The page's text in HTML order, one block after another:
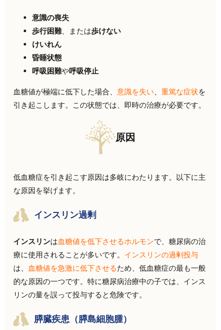
意識の喪失
歩行困難、または歩けない
けいれん
昏睡状態
呼吸困難や呼吸停止
血糖値が極端に低下した場合、意識を失い、重篤な症状を
引き起こします。この状態では、即時の治療が必要です。
原因
低血糖症を引き起こす原因は多岐にわたります。以下に主
な原因を挙げます。
インスリン過剰
インスリンは血糖値を低下させるホルモンで、糖尿病の治
療に使用されることが多いです。 インスリンの過剰投与
は、 血糖値を急激に低下させるため、低血糖症の最も一般
的な原因の一つです。特に糖尿病治療中の子では、インス
リンの量を誤って投与すると危険です。
膵臓疾患（膵島細胞腫）